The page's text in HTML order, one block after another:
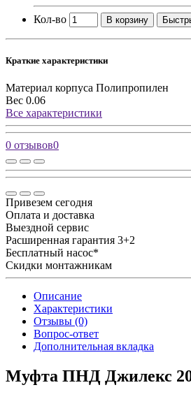
Кол-во В корзину
Краткие характеристики
Материал корпуса Полипропилен
Вес 0.06
Все характеристики
0 отзывов0
Привезем сегодня
Оплата и доставка
Выездной сервис
Расширенная гарантия 3+2
Бесплатный насос*
Скидки монтажникам
Описание
Характеристики
Отзывы (0)
Вопрос-ответ
Дополнительная вкладка
Муфта ПНД Джилекс